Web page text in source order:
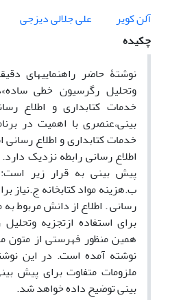
آلن کویر
علی جلالی دیزجی
چکیده
نوشتۀ حاضر راهنماییهای
وتحلیل رگرسیون خطی
خدمات کتابداری و اطلاع
بینی،عنصری با اهمیت در
خدمات کتابداری و اطلاع
اطلاع رسانی رابطه نزدیک
پیش بینی به قرار زیر است:
ب.هزینه مواد کتابخانه ج.نیاز
رسانی . اطلاع از دانش مربوط به
برای استفاده ازتجزیه
همین منظور فهرستی از متون
نوشته آمده است. در این
ملزومات متفاوت برای پیش
بینی توضیح داده خواهد شد.